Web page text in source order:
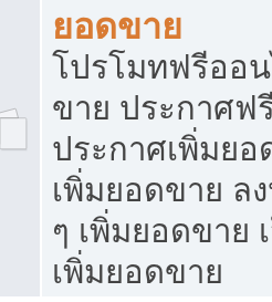
ยอดขาย
โปรโมทฟรีออ
ขาย ประกาศฟ
ประกาศเพิ่มย
เพิ่มยอดขาย ล
ๆ เพิ่มยอดขาย
เพิ่มยอดขาย